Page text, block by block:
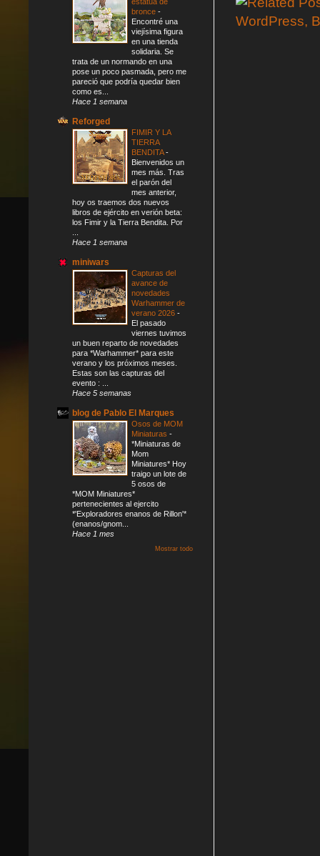
bronce -
Encontré una
viejísima figura
en una tienda
solidaria. Se
trata de un normando en una
pose un poco pasmada, pero me
pareció que podría quedar bien
como es...
Hace 1 semana
Reforged
FIMIR Y LA
TIERRA
BENDITA-
Bienvenidos un
mes más. Tras
el parón del
mes anterior,
hoy os traemos dos nuevos
libros de ejército en verión beta:
los Fimir y la Tierra Bendita. Por
Hace 1 semana
miniwars
Capturas del
avance de
novedades
Warhammer de
verano 2026 -
El pasado
viernes tuvimos
un buen reparto de novedades
para *Warhammer* para este
verano y los próximos meses.
Estas son las capturas del
evento : ...
Hace 5 semanas
blog de Pablo El Marques
Osos de MOM
Miniaturas -
*Miniaturas de
Mom
Miniatures* Hoy
traigo un lote de
5 osos de
*MOM Miniatures*
pertenecientes al ejercito
*'Exploradores enanos de Rillon'*
(enanos/gnom...
Hace 1 mes
Mostrar todo